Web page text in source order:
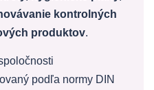
kontrolných
produktov.
podľa normy DIN